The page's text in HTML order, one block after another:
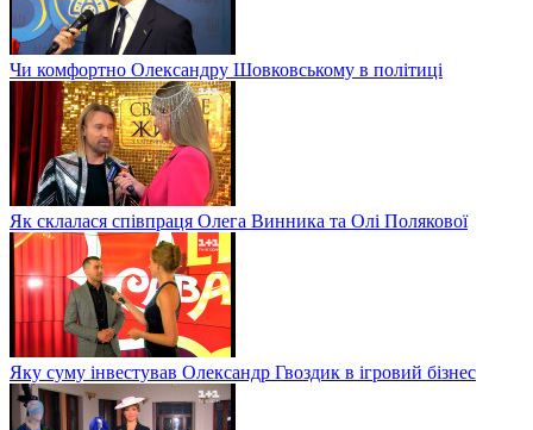
Чи комфортно Олександру Шовковському в політиці
Як склалася співпраця Олега Винника та Олі Полякової
Яку суму інвестував Олександр Гвоздик в ігровий бізнес